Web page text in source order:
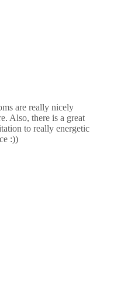
are really nicely
Also, there is a great
to really energetic
:))